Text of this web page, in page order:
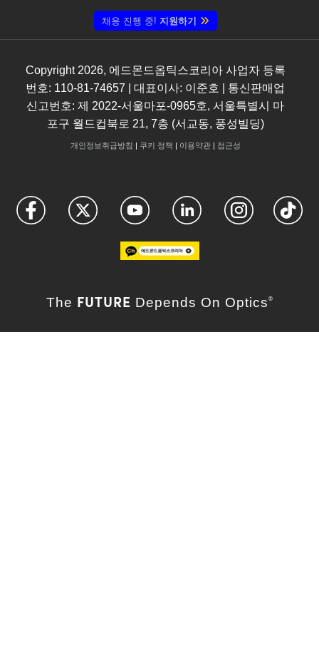
채용 진행 중! 지원하기
Copyright2026, 에드몬드옵틱스코리아 사업자 등록
번호: 110-81-74657 | 대표이사: 이준호 | 통신판매업
신고번호: 제 2022-서울마포-0965호, 서울특별시 마
포구 월드컵북로 21, 7층 (서교동, 풍성빌딩)
개인정보취급방침 쿠키 정책 이용약관| 접근성
The FUTURE Depends On Optics ®